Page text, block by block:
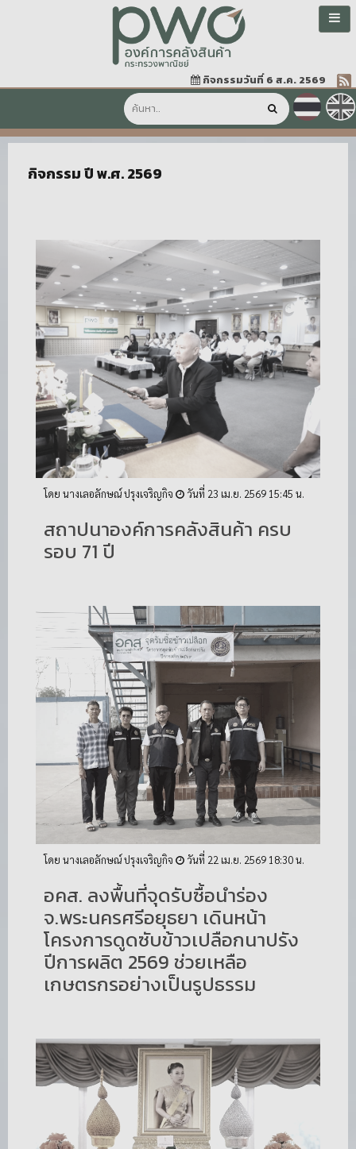
กิจกรรมวันที่ 6 ส.ค. 2569
กิจกรรม ปี พ.ศ. 2569
โดย นางเลอลักษณ์ ปรุงเจริญกิจ วันที่ 23 เม.ย. 2569 15:45 น.
สถาปนาองค์การคลังสินค้า ครบ
รอบ 71 ปี
โดย นางเลอลักษณ์ ปรุงเจริญกิจ วันที่ 22 เม.ย. 2569 18:30 น.
อคส. ลงพื้นที่จุดรับซื้อนำร่อง
จ.พระนครศรีอยุธยา เดินหน้า
โครงการดูดซับข้าวเปลือกนาปรัง
ปีการผลิต 2569 ช่วยเหลือ
เกษตรกรอย่างเป็นรูปธรรม